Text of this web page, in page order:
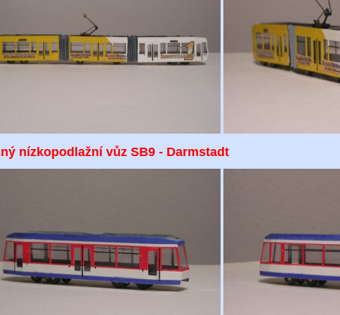
nízkopodlažní vůz SB9 - Darmstadt